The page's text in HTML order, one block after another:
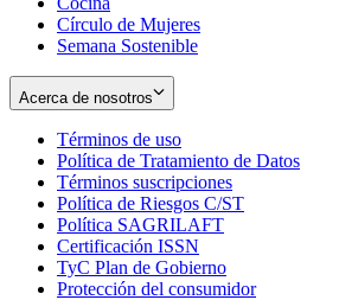
Círculo de Mujeres
Semana Sostenible
Acerca de nosotros
Términos de uso
in
new
window
Política de Tratamiento de Datos
Términos suscripciones
in
Política de Riesgos C/ST
Política SAGRILAFT
new
window
Certificación ISSN
in
new
TyC Plan de Gobierno
in
Protección del consumidorOpens